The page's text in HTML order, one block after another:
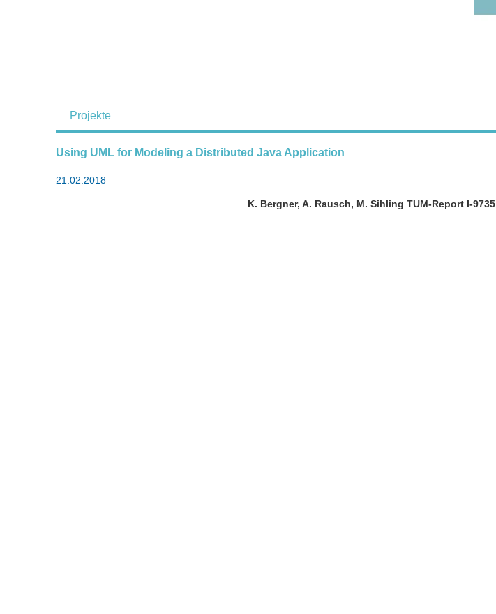
Projekte
Using UML for Modeling a Distributed Java Application
21.02.2018
K. Bergner, A. Rausch, M. Sihling TUM-Report I-9735